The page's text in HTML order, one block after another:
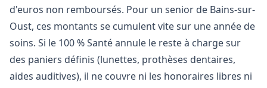
d'euros non remboursés. Pour un senior de Bains-sur-
Oust, ces montants se cumulent vite sur une année de
soins. Si le 100 % Santé annule le reste à charge sur
des paniers définis (lunettes, prothèses dentaires,
aides auditives), il ne couvre ni les honoraires libres ni